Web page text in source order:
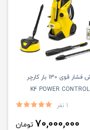
کارواش فشار قوی 130 بار کارچر
مدل K4 POWER CONTROL
1 نفر
70,000,000 تومان